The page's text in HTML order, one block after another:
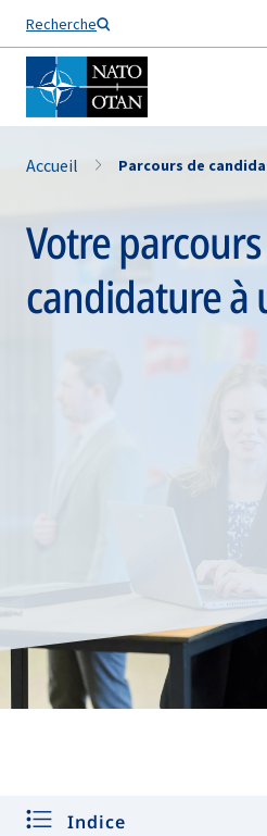
Recherche
Nom de famille*
Accueil Parcours de
Votre
candidature à
Indice
Dépôt des candidatures